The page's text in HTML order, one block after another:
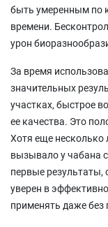
быть умеренным по
времени.
урон
За время
значительных
участках, быстрое
ее качества. Это
Хотя еще несколько
вызывало у чабана
первые результаты,
уверен в
применять даже